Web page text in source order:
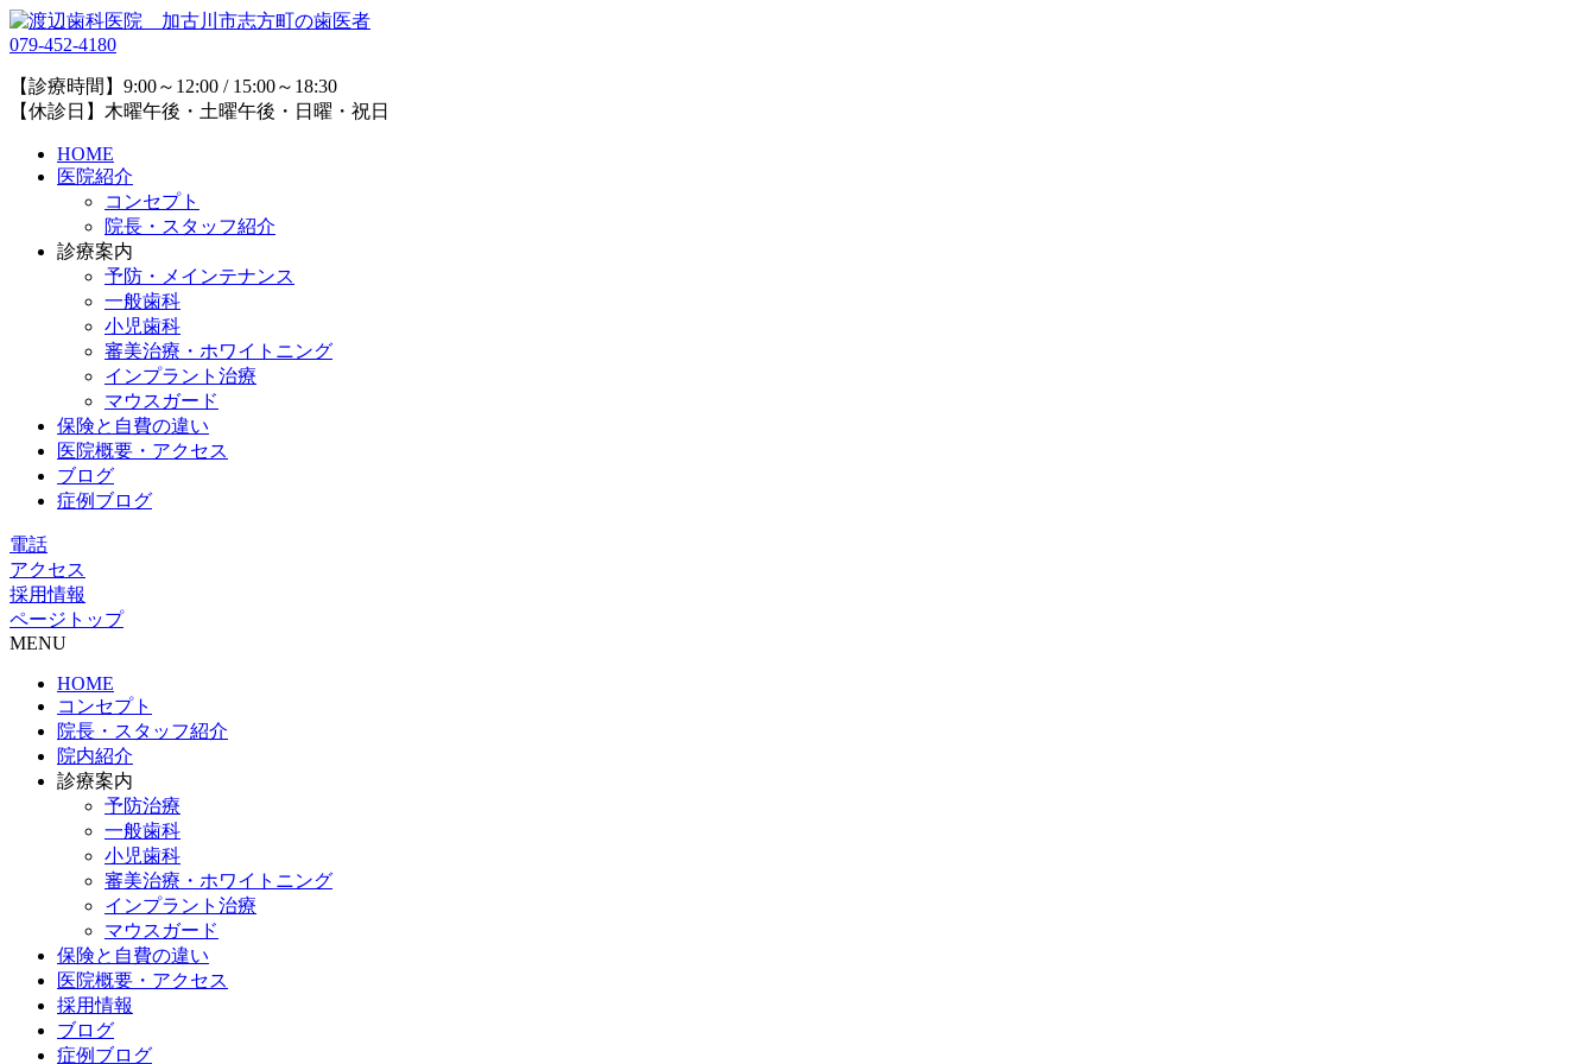
079-452-4180
【診療時間】9:00～12:00 / 15:00～18:30
【休診日】木曜午後・土曜午後・日曜・祝日
HOME
医院紹介
コンセプト
院長・スタッフ紹介
診療案内
予防・メインテナンス
一般歯科
小児歯科
審美治療・ホワイトニング
インプラント治療
マウスガード
保険と自費の違い
医院概要・アクセス
ブログ
症例ブログ
電話
アクセス
採用情報
ページトップ
MENU
HOME
コンセプト
院長・スタッフ紹介
院内紹介
診療案内
予防治療
一般歯科
小児歯科
審美治療・ホワイトニング
インプラント治療
マウスガード
保険と自費の違い
医院概要・アクセス
採用情報
ブログ
症例ブログ